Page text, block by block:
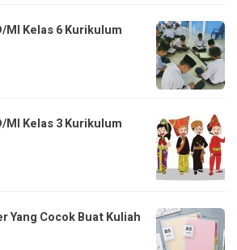
Kelas 6 Kurikulum
Kelas 3 Kurikulum
Yang Cocok Buat Kuliah